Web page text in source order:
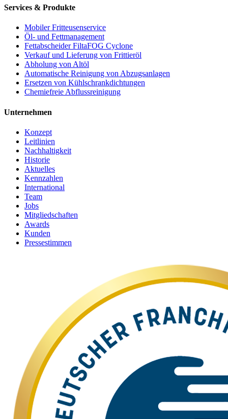
Services & Produkte
Mobiler Fritteusenservice
Öl- und Fettmanagement
Fettabscheider FiltaFOG Cyclone
Verkauf und Lieferung von Frittieröl
Abholung von Altöl
Automatische Reinigung von Abzugsanlagen
Ersetzen von Kühlschrankdichtungen
Chemiefreie Abflussreinigung
Unternehmen
Konzept
Leitlinien
Nachhaltigkeit
Historie
Aktuelles
Kennzahlen
International
Team
Jobs
Mitgliedschaften
Awards
Kunden
Pressestimmen